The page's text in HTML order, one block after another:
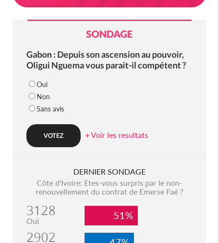
SONDAGE
Gabon : Depuis son ascension au pouvoir,
Oligui Nguema vous parait-il compétent ?
Oui
Non
Sans avis
+ Voir les resultats
DERNIER SONDAGE
Côte d'Ivoire: Etes-vous surpris par le non-
renouvellement du contrat de Emerse Faé ?
3128
Oui 51%
2902